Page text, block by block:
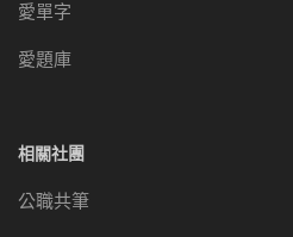
愛單字
愛題庫
相關社團
公職共筆